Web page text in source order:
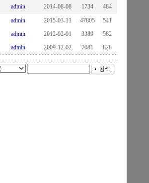
admin 2014-08-08 1734
484
admin 2015-03-11 47805
541
admin 2012-02-01 3389
582
admin 2009-12-02 7081 828